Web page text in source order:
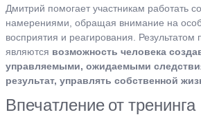
Дмитрий помогает участникам работать
намерениями, обращая внимание на
восприятия и реагирования.
являются возможность человека
управляемыми, ожидаемыми
результат, управлять собственной
Впечатление от тренинга